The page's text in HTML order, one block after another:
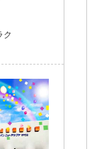
ク